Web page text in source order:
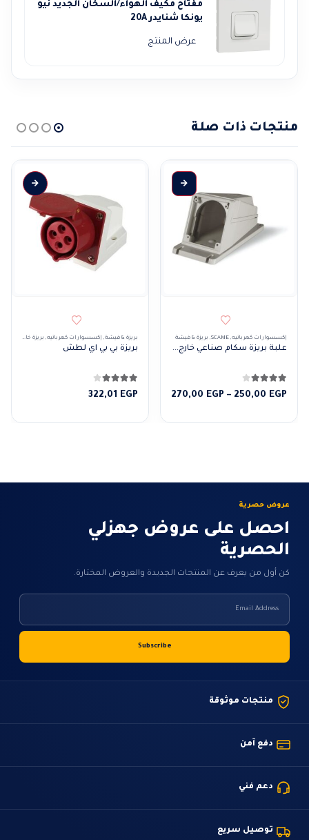
مفتاح مكيف الهواء/السخان الجديد نيو
يونكا شنايدر 20A
عرض المنتج
منتجات ذات صلة
إكسسوارات كهربائيه,
SCAME
, بريزة & فيشة
علبة بريزة سكام صناعي خارج مائل
4.00 من 5
250,00 EGP
–
270,00 EGP
من
بريزة & فيشة, إكسسوارات كهربائيه, بريزة خارج
بريزة بي بي اي لطش
4.00 من 5
322,01 EGP
عروض حصرية
احصل على عروض جهزلي
الحصرية
كن أول من يعرف عن المنتجات الجديدة والعروض المختارة.
منتجات موثوقة
دفع آمن
دعم فني
توصيل سريع